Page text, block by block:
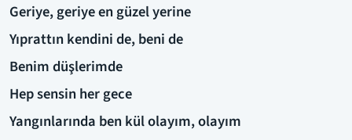
Geriye, geriye en güzel yerine
Yıprattın kendini de, beni de
Benim düşlerimde
Hep sensin her gece
Yangınlarında ben kül olayım, olayım